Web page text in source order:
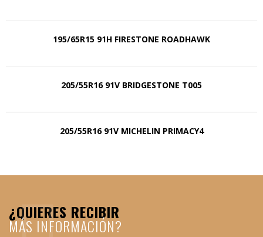
195/65R15 91H FIRESTONE ROADHAWK
205/55R16 91V BRIDGESTONE T005
205/55R16 91V MICHELIN PRIMACY4
¿QUIERES RECIBIR
MÁS INFORMACIÓN?